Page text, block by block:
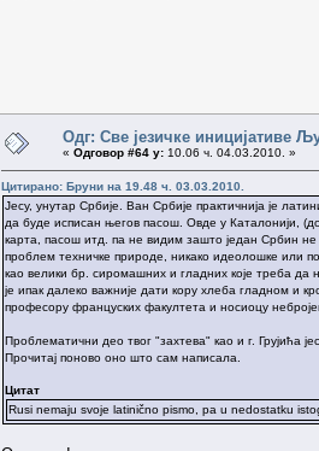
Одг: Све језичке иницијативе
« Одговор #64 у: 10.06 ч. 04.03.2010. »
Цитирано: Бруни на 19.48 ч. 03.03.2010.
Јесу, унутар Србије. Ван Србије практичнија је
да буде исписан његов пасош. Овде у Каталонији,
карта, пасош итд. па не видим зашто један Србин
проблем техничке природе, никако идеолошке или
као велики бр. сиромашних и гладних које треба
је ипак далеко важније дати кору хлеба гладном и
професору француских факултета и носиоцу
Проблематични део твог "захтева" као и г. Грујића
Прочитај поново оно што сам написала.
Цитат
Rusi nemaju svoje latinično pismo, pa u nedostatku